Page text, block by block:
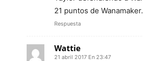
21 puntos de Wanamaker.
Respuesta
Wattie
21 abril 2017 En 23:47